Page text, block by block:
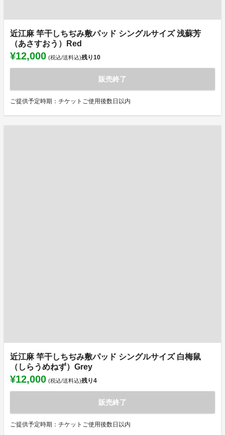
近江麻 竿干しちぢみ敷パッド シングルサイズ 浅蘇芳
（あさすおう）Red
¥12,000 (税込/送料込)残り10
販売終了
ご提供予定時期：チケットご使用後数日以内
近江麻 竿干しちぢみ敷パッド シングルサイズ 白梅鼠
（しらうめねず）Grey
¥12,000 (税込/送料込)残り4
販売終了
ご提供予定時期：チケットご使用後数日以内